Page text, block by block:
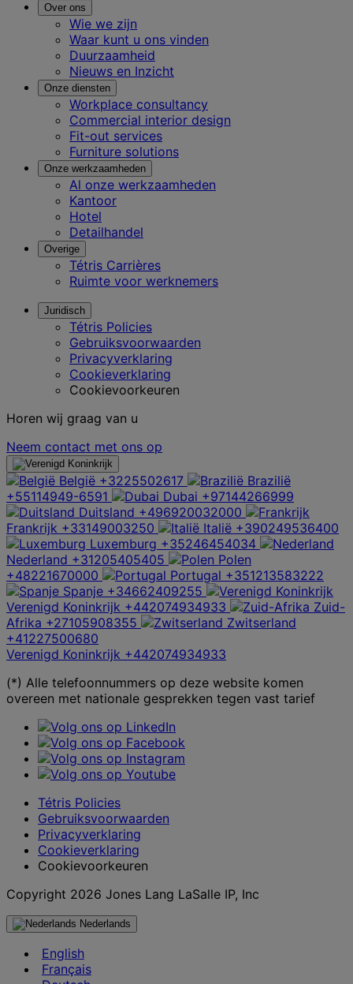
Over ons
Wie we zijn
Waar kunt u ons vinden
Duurzaamheid
Nieuws en Inzicht
Onze diensten
Workplace consultancy
Commercial interior design
Fit-out services
Furniture solutions
Onze werkzaamheden
Al onze werkzaamheden
Kantoor
Hotel
Detailhandel
Overige
Tétris Carrières
Ruimte voor werknemers
Juridisch
Tétris Policies
Gebruiksvoorwaarden
Privacyverklaring
Cookieverklaring
Cookievoorkeuren
Horen wij graag van u
Neem contact met ons op
België +3225502617
Brazilië
+55114949-6591
Dubai +97144266999
Duitsland +496920032000
Frankrijk +33149003250 Italië +390249536400
Luxemburg +35246454034
Nederland +31205405405
Polen
+48221670000
Portugal +351213583222
Spanje +34662409255
Verenigd Koninkrijk +442074934933
Zuid-
Afrika +27105908355
Zwitserland
+41227500680
Verenigd Koninkrijk +442074934933
(*) Alle telefoonnummers op deze website komen
overeen met nationale gesprekken tegen vast tarief
Tétris Policies
Gebruiksvoorwaarden
Privacyverklaring
Cookieverklaring
Cookievoorkeuren
Copyright 2026 Jones Lang LaSalle IP, Inc
Nederlands
English
Français